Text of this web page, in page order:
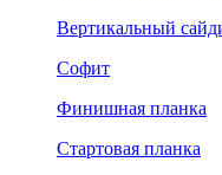
Вертикальный
Софит
Финишная планка
Стартовая планка